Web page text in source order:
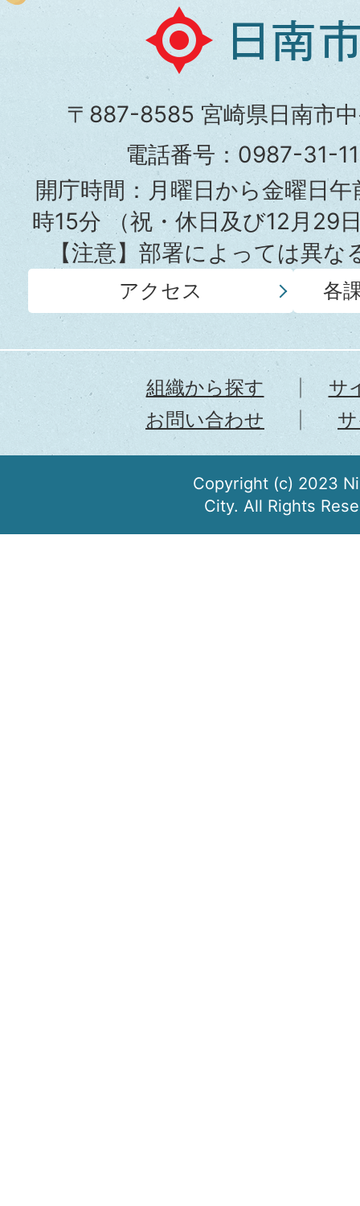
日
南
市
役
所
〒887-8585 宮崎県日南市
電話番号：0987-31-
開庁時間：月曜日から金曜日
時15分（祝・休日及び12月29
【注意】部署によっては異
アクセス 各
組織から探す
サ
お問い合わせ
Copyright (c) 2023
City. All Rights